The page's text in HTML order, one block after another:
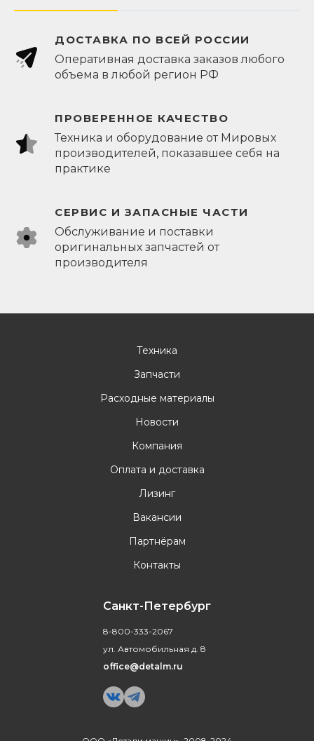
ДОСТАВКА ПО ВСЕЙ РОССИИ
Оперативная доставка заказов любого
объема в любой регион РФ
ПРОВЕРЕННОЕ КАЧЕСТВО
Техника и оборудование от Мировых
производителей, показавшее себя на
практике
СЕРВИС И ЗАПАСНЫЕ ЧАСТИ
Обслуживание и поставки
оригинальных запчастей от
производителя
Техника
Запчасти
Расходные материалы
Новости
Компания
Оплата и доставка
Лизинг
Вакансии
Партнёрам
Контакты
Санкт-Петербург
8-800-333-2067
ул. Автомобильная д. 8
office@detalm.ru